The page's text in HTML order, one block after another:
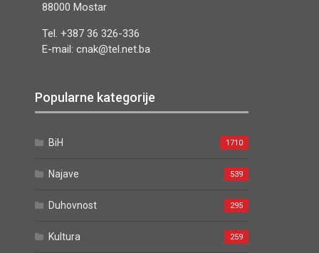
88000 Mostar
Tel. +387 36 326-336
E-mail: cnak@tel.net.ba
Popularne kategorije
BiH 1710
Najave 539
Duhovnost 295
Kultura 259